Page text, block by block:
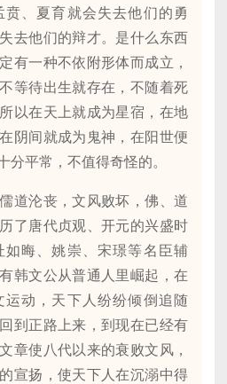
、夏育就会失去他们的勇
去他们的辩才。是什么东西
有一种不依附形体而成立，
等待出生就存在，不随着死
以在天上就成为星宿，在地
阴间就成为鬼神，在阳世便
分平常，不值得奇怪的。
沦丧，文风败坏，佛、道
了唐代贞观、开元的兴盛时
如晦、姚崇、宋璟等名臣辅
韩文公从普通人里崛起，在
运动，天下人纷纷倾倒追随
到正路上来，到现在已经有
章使八代以来的衰败文风，
宣扬，使天下人在沉溺中得